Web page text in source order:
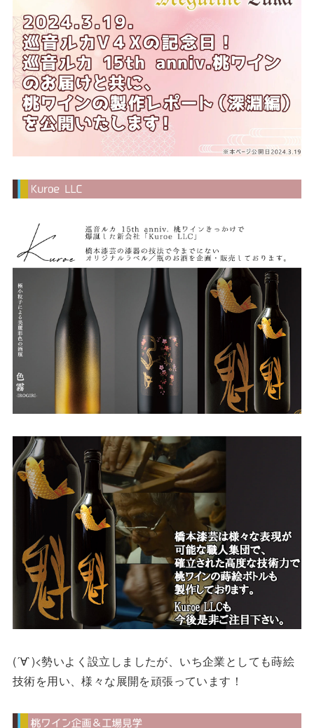
(´∀`)<勢いよく設立しましたが、いち企業としても蒔絵
技術を用い、様々な展開を頑張っています！